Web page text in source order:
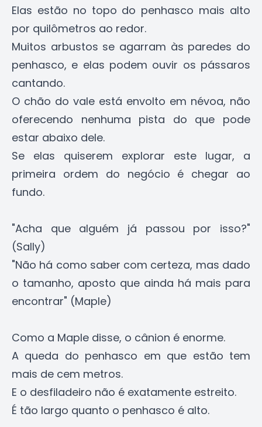
Elas estão no topo do penhasco mais alto
por quilômetros ao redor.
Muitos arbustos se agarram às paredes do
penhasco, e elas podem ouvir os pássaros
cantando.
O chão do vale está envolto em névoa, não
oferecendo nenhuma pista do que pode
estar abaixo dele.
Se elas quiserem explorar este lugar, a
primeira ordem do negócio é chegar ao
fundo.
"Acha que alguém já passou por isso?"
(Sally)
"Não há como saber com certeza, mas dado
o tamanho, aposto que ainda há mais para
encontrar" (Maple)
Como a Maple disse, o cânion é enorme.
A queda do penhasco em que estão tem
mais de cem metros.
E o desfiladeiro não é exatamente estreito.
É tão largo quanto o penhasco é alto.